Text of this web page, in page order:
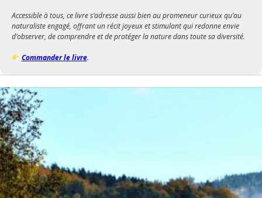
Accessible à tous, ce livre s’adresse aussi bien au promeneur curieux qu’au
naturaliste engagé, offrant un récit joyeux et stimulant qui redonne envie
d’observer, de comprendre et de protéger la nature dans toute sa diversité.
Commander le livre.